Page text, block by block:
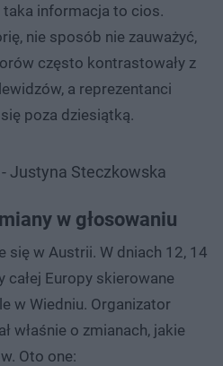
informacja to cios.
nie sposób nie zauważyć,
często kontrastowały z
a reprezentanci
poza dziesiątką.
- Justyna Steczkowska
w głosowaniu
się w Austrii. W dniach 12, 14
Europy skierowane
w Wiedniu. Organizator
właśnie o zmianach, jakie
Oto one: